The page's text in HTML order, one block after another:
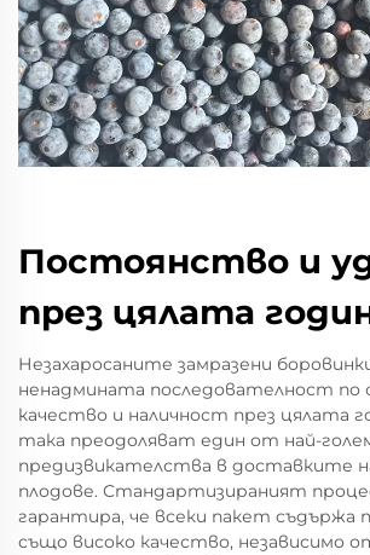
Постоянство и
през цялата
Незахаросаните замразени
ненадмината последователност
качество и наличност през цялата
така преодоляват един от най-
предизвикателства в доставките
плодове. Стандартизираният
гарантира, че всеки пакет съдържа
също високо качество, независимо